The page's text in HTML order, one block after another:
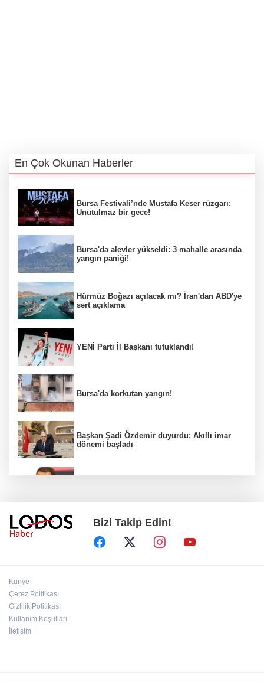
En Çok Okunan Haberler
Bursa Festivali’nde Mustafa Keser rüzgarı:
Unutulmaz bir gece!
Bursa'da alevler yükseldi: 3 mahalle arasında
yangın paniği!
Hürmüz Boğazı açılacak mı? İran'dan ABD'ye
sert açıklama
YENİ Parti İl Başkanı tutuklandı!
Bursa'da korkutan yangın!
Başkan Şadi Özdemir duyurdu: Akıllı imar
dönemi başladı
Bakan Gürlek duyurdu: İki çocuk cinayeti
aydınlatıldı!
Bizi Takip Edin!
Künye
Çerez Politikası
Gizlilik Politikası
Kullanım Koşulları
İletişim